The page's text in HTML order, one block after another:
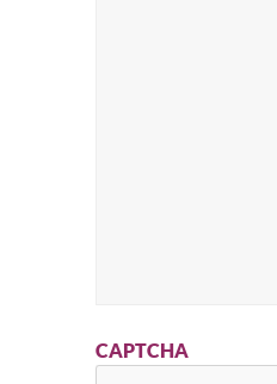
CAPTCHA